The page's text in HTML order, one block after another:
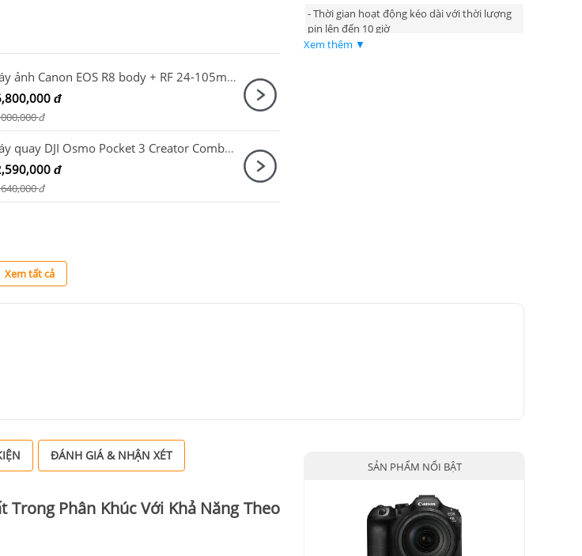
Máy ảnh Canon EOS R8 body + RF 24-105mm F4-7.1 IS STM Nhập khẩu
đ
đ
Máy quay DJI Osmo Pocket 3 Creator Combo + Thẻ nhớ MicroSDXC Sandisk Extreme Pro 128GB 200MB/90MB/s
đ
đ
- Thời gian hoạt động kéo dài với thời lượng
pin lên đến 10 giờ
- Kích thước khi mở ra 288×107×96 mm
Xem thêm ▼
Xem tất cả
ĐÁNH GIÁ & NHẬN XÉT
Phân Khúc Với Khả Năng Theo
SẢN PHẨM NỔI BẬT